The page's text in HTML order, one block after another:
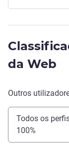
da Web
Outros
Todos os
100%